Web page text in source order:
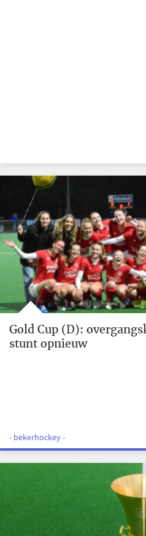
Gold Cup (D):
stunt opnieuw
- bekerhockey -